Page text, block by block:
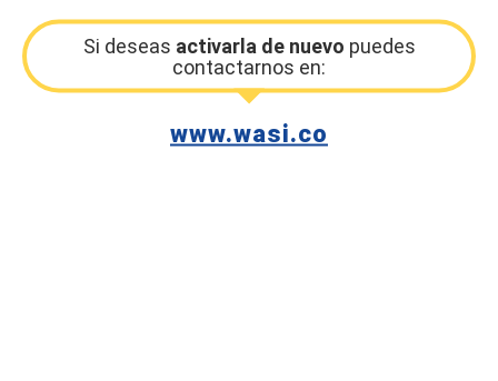
Si deseas activarla de nuevo puedes
contactarnos en:
www.wasi.co